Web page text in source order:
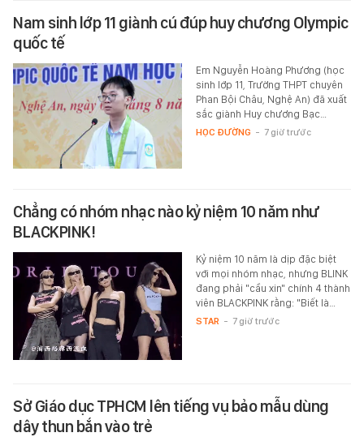
Nam sinh lớp 11 giành cú đúp huy chương Olympic
quốc tế
Em Nguyễn Hoàng Phương (học
sinh lớp 11, Trường THPT chuyên
Phan Bội Châu, Nghệ An) đã xuất
sắc giành Huy chương Bạc…
HỌC ĐƯỜNG - 7 giờ trước
Chẳng có nhóm nhạc nào kỷ niệm 10 năm như
BLACKPINK!
Kỷ niệm 10 năm là dịp đặc biệt
với mọi nhóm nhạc, nhưng BLINK
đang phải "cầu xin" chính 4 thành
viên BLACKPINK rằng: "Biết là…
STAR - 7 giờ trước
Sở Giáo dục TPHCM lên tiếng vụ bảo mẫu dùng
dây thun bắn vào trẻ